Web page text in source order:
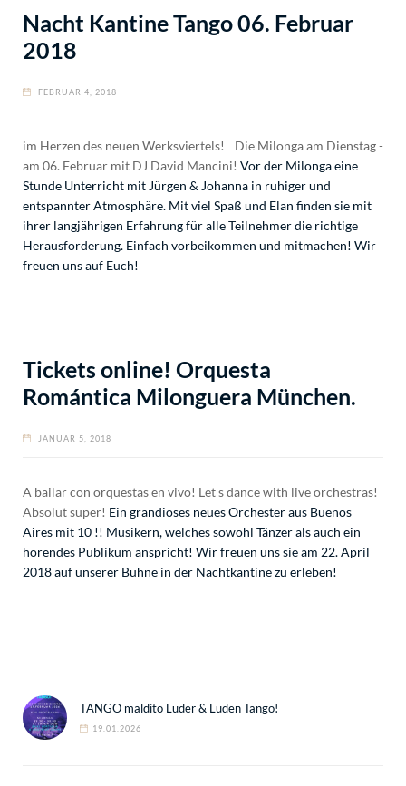
Nacht Kantine Tango 06. Februar
2018
FEBRUAR 4, 2018
im Herzen des neuen Werksviertels! Die Milonga am Dienstag -
am 06. Februar mit DJ David Mancini! Vor der Milonga eine
Stunde Unterricht mit Jürgen & Johanna in ruhiger und
entspannter Atmosphäre. Mit viel Spaß und Elan finden sie mit
ihrer langjährigen Erfahrung für alle Teilnehmer die richtige
Herausforderung. Einfach vorbeikommen und mitmachen! Wir
freuen uns auf Euch!
Tickets online! Orquesta
Romántica Milonguera München.
JANUAR 5, 2018
A bailar con orquestas en vivo! Let s dance with live orchestras!
Absolut super! Ein grandioses neues Orchester aus Buenos
Aires mit 10 !! Musikern, welches sowohl Tänzer als auch ein
hörendes Publikum anspricht! Wir freuen uns sie am 22. April
2018 auf unserer Bühne in der Nachtkantine zu erleben!
TANGO maldito Luder & Luden Tango!
19.01.2026